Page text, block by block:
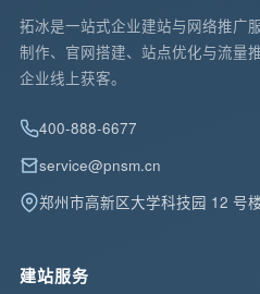
拓冰是一站式企业建站与网络推广
制作、官网搭建、站点优化与流量
企业线上获客。
400-888-6677
service@pnsm.cn
郑州市高新区大学科技园 12 号
建站服务